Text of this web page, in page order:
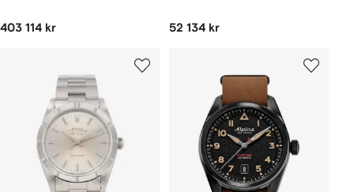
403 114 kr 52 134 kr